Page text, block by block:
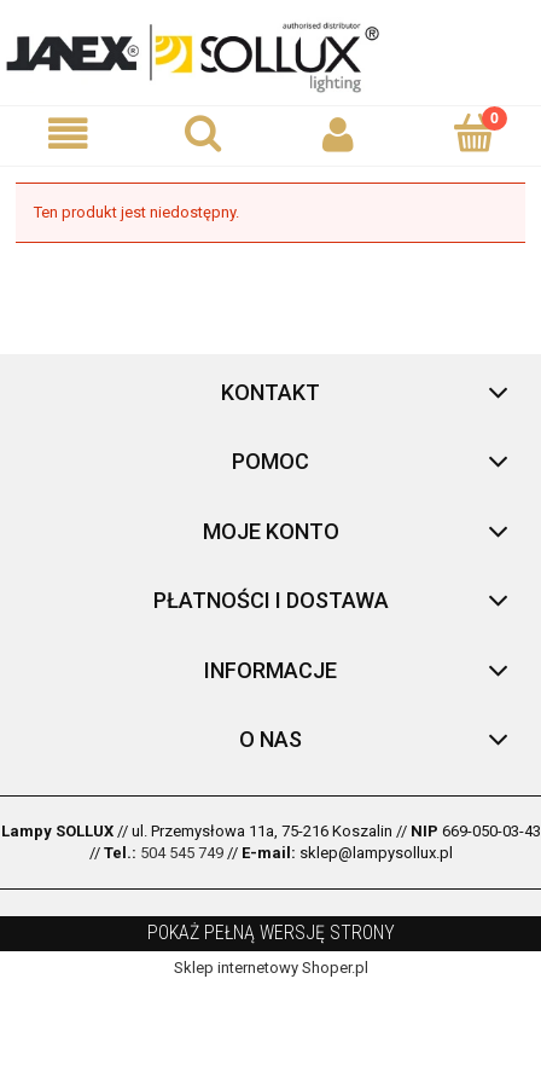
Ten produkt jest niedostępny.
KONTAKT
POMOC
MOJE KONTO
PŁATNOŚCI I DOSTAWA
INFORMACJE
O NAS
Lampy SOLLUX// ul. Przemysłowa 11a, 75-216 Koszalin // NIP 669-050-03-43
// Tel.: 504 545 749// E-mail: sklep@lampysollux.pl
POKAŻ PEŁNĄ WERSJĘ STRONY
Sklep internetowy Shoper.pl